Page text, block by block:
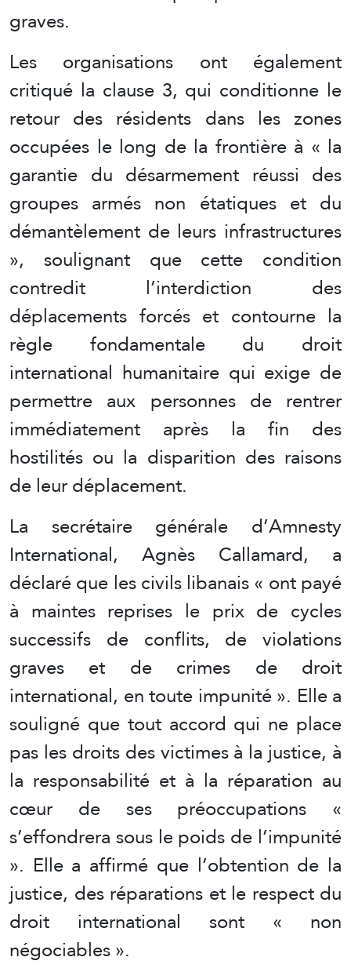
graves.
Les organisations ont également
critiqué la clause 3, qui conditionne le
retour des résidents dans les zones
occupées le long de la frontière à « la
garantie du désarmement réussi des
groupes armés non étatiques et du
démantèlement de leurs infrastructures
», soulignant que cette condition
contredit l’interdiction des
déplacements forcés et contourne la
règle fondamentale du droit
international humanitaire qui exige de
permettre aux personnes de rentrer
immédiatement après la fin des
hostilités ou la disparition des raisons
de leur déplacement.
La secrétaire générale d’Amnesty
International, Agnès Callamard, a
déclaré que les civils libanais « ont payé
à maintes reprises le prix de cycles
successifs de conflits, de violations
graves et de crimes de droit
international, en toute impunité ». Elle a
souligné que tout accord qui ne place
pas les droits des victimes à la justice, à
la responsabilité et à la réparation au
cœur de ses préoccupations «
s’effondrera sous le poids de l’impunité
». Elle a affirmé que l’obtention de la
justice, des réparations et le respect du
droit international sont « non
négociables ».